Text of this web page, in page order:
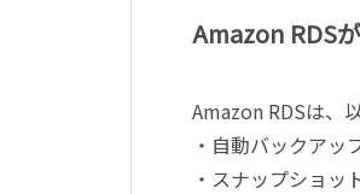
Amazon RDS
Amazon RDSは、
・自動バックアッ
・スナップショッ